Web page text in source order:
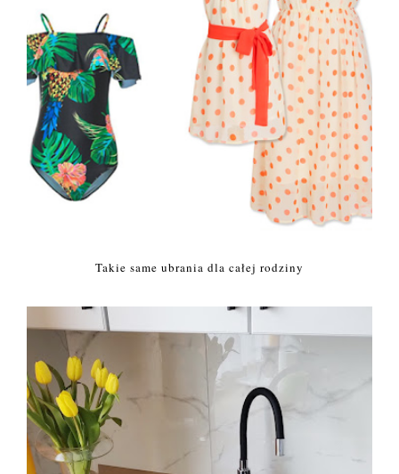
Takie same ubrania dla całej rodziny